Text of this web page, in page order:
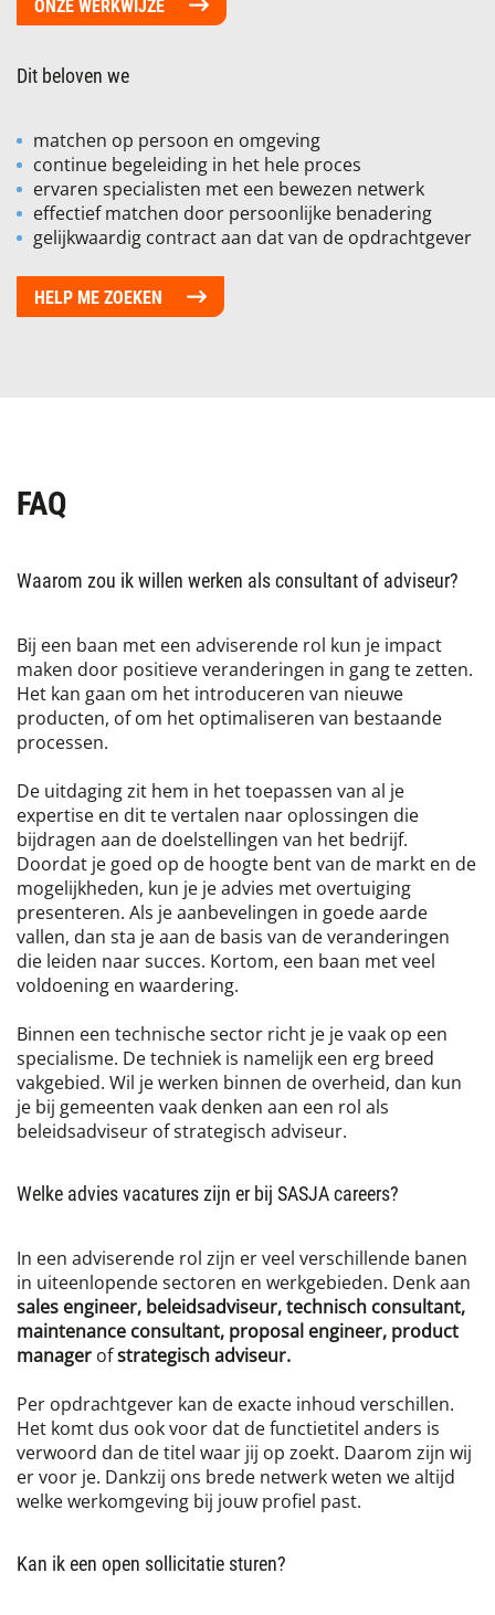
ONZE WERKWIJZE
Dit beloven we
matchen op persoon en omgeving
continue begeleiding in het hele proces
ervaren specialisten met een bewezen netwerk
effectief matchen door persoonlijke benadering
gelijkwaardig contract aan dat van de opdrachtgever
HELP ME ZOEKEN
FAQ
Waarom zou ik willen werken als consultant of adviseur?
Bij een baan met een adviserende rol kun je impact
maken door positieve veranderingen in gang te zetten.
Het kan gaan om het introduceren van nieuwe
producten, of om het optimaliseren van bestaande
processen.
De uitdaging zit hem in het toepassen van al je
expertise en dit te vertalen naar oplossingen die
bijdragen aan de doelstellingen van het bedrijf.
Doordat je goed op de hoogte bent van de markt en de
mogelijkheden, kun je je advies met overtuiging
presenteren. Als je aanbevelingen in goede aarde
vallen, dan sta je aan de basis van de veranderingen
die leiden naar succes. Kortom, een baan met veel
voldoening en waardering.
Binnen een technische sector richt je je vaak op een
specialisme. De techniek is namelijk een erg breed
vakgebied. Wil je werken binnen de overheid, dan kun
je bij gemeenten vaak denken aan een rol als
beleidsadviseur of strategisch adviseur.
Welke advies vacatures zijn er bij SASJA careers?
In een adviserende rol zijn er veel verschillende banen
in uiteenlopende sectoren en werkgebieden. Denk aan
sales engineer, beleidsadviseur, technisch consultant,
maintenance consultant, proposal engineer, product
manager ofstrategisch adviseur.
Per opdrachtgever kan de exacte inhoud verschillen.
Het komt dus ook voor dat de functietitel anders is
verwoord dan de titel waar jij op zoekt. Daarom zijn wij
er voor je. Dankzij ons brede netwerk weten we altijd
welke werkomgeving bij jouw profiel past.
Kan ik een open sollicitatie sturen?